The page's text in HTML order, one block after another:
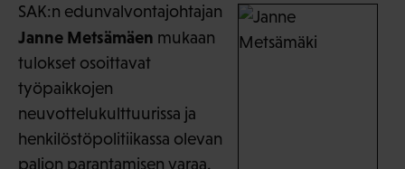
SAK:n edunvalvontajohtajan
Janne Metsämäen mukaan
tulokset osoittavat
työpaikkojen
neuvottelukulttuurissa ja
henkilöstöpolitiikassa olevan
paljon parantamisen varaa.